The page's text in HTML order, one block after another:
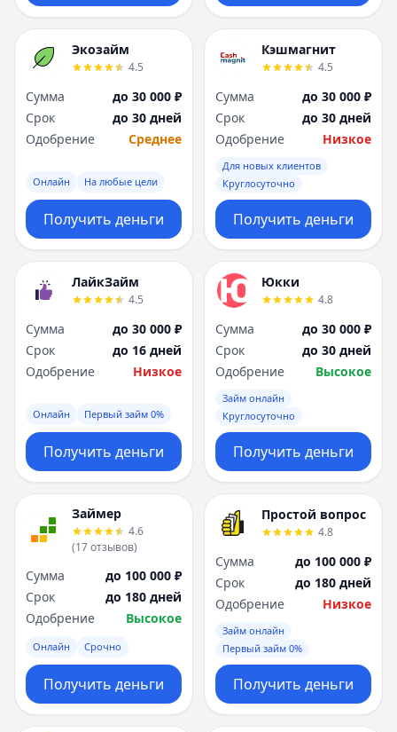
Экозайм
4.5
Сумма
до 30 000 ₽
Срок
до 30 дней
Одобрение
Среднее
Онлайн На любые цели
Получить деньги
Кэшмагнит
4.5
Сумма
до 30 000 ₽
Срок
до 30 дней
Одобрение
Низкое
Для новых клиентов
Круглосуточно
Получить деньги
ЛайкЗайм
4.5
Сумма
до 30 000 ₽
Срок
до 16 дней
Одобрение
Низкое
Онлайн Первый займ 0%
Получить деньги
Юкки
4.8
Сумма
до 30 000 ₽
Срок
до 30 дней
Одобрение
Высокое
Займ онлайн
Круглосуточно
Получить деньги
Займер
4.6
(17отзывов)
Сумма
до 100 000 ₽
Срок
до 180 дней
Одобрение
Высокое
Онлайн Срочно
Получить деньги
Простой вопрос
4.8
Сумма
до 100 000 ₽
Срок
до 180 дней
Одобрение
Низкое
Займ онлайн
Первый займ 0%
Получить деньги